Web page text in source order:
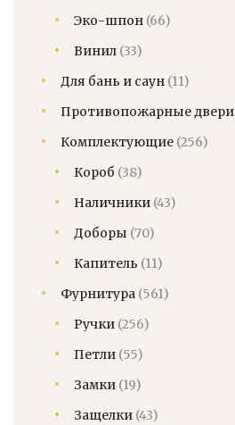
Эко-шпон (66)
Винил (33)
Для бань и саун (11)
Противопожарные двери
Комплектующие (256)
Короб (38)
Наличники (43)
Доборы (70)
Капитель (11)
Фурнитура (561)
Ручки (256)
Петли (55)
Замки (19)
Защелки (43)